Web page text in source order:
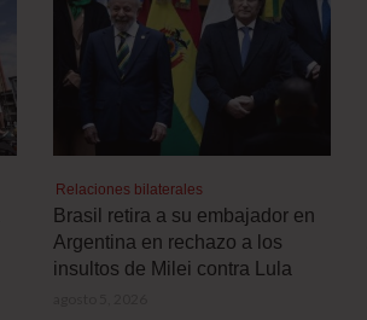
Relaciones bilaterales
Brasil retira a su embajador en
Argentina en rechazo a los
insultos de Milei contra Lula